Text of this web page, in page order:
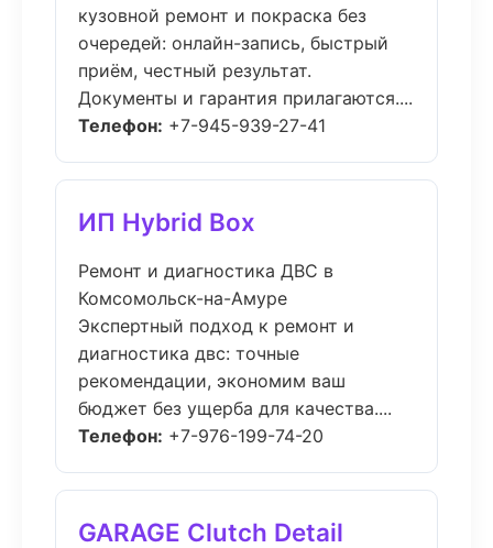
кузовной ремонт и покраска без
очередей: онлайн-запись, быстрый
приём, честный результат.
Документы и гарантия прилагаются....
Телефон: +7-945-939-27-41
ИП Hybrid Box
Ремонт и диагностика ДВС в
Комсомольск-на-Амуре
Экспертный подход к ремонт и
диагностика двс: точные
рекомендации, экономим ваш
бюджет без ущерба для качества....
Телефон: +7-976-199-74-20
GARAGE Clutch Detail